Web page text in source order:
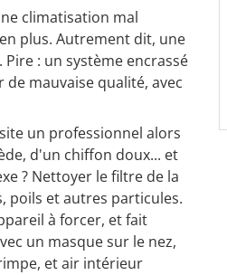
climatisation mal
plus. Autrement dit, une
: un système encrassé
mauvaise qualité, avec
un professionnel alors
d'un chiffon doux... et
? Nettoyer le filtre de la
poils et autres particules.
à forcer, et fait
un masque sur le nez,
et air intérieur